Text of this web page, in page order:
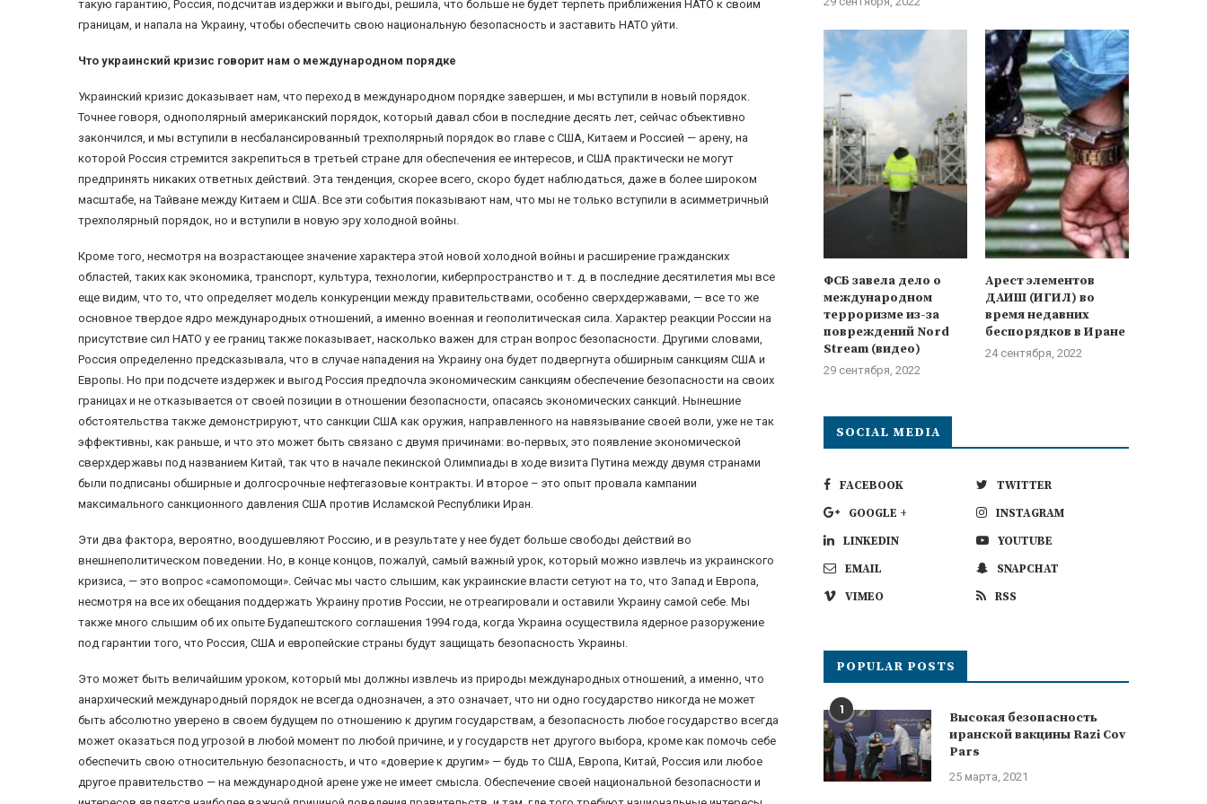
такую ​​гарантию, Россия, подсчитав издержки и выгоды, решила, что больше не будет терпеть приближения НАТО к своим
границам, и напала на Украину, чтобы обеспечить свою национальную безопасность и заставить НАТО уйти.
Что украинский кризис говорит нам о международном порядке
Украинский кризис доказывает нам, что переход в международном порядке завершен, и мы вступили в новый порядок.
Точнее говоря, однополярный американский порядок, который давал сбои в последние десять лет, сейчас объективно
закончился, и мы вступили в несбалансированный трехполярный порядок во главе с США, Китаем и Россией — арену, на
которой Россия стремится закрепиться в третьей стране для обеспечения ее интересов, и США практически не могут
предпринять никаких ответных действий. Эта тенденция, скорее всего, скоро будет наблюдаться, даже в более широком
масштабе, на Тайване между Китаем и США. Все эти события показывают нам, что мы не только вступили в асимметричный
трехполярный порядок, но и вступили в новую эру холодной войны.
Кроме того, несмотря на возрастающее значение характера этой новой холодной войны и расширение гражданских
областей, таких как экономика, транспорт, культура, технологии, киберпространство и т. д. в последние десятилетия мы все
еще видим, что то, что определяет модель конкуренции между правительствами, особенно сверхдержавами, — все то же
основное твердое ядро международных отношений, а именно военная и геополитическая сила. Характер реакции России на
присутствие сил НАТО у ее границ также показывает, насколько важен для стран вопрос безопасности. Другими словами,
Россия определенно предсказывала, что в случае нападения на Украину она будет подвергнута обширным санкциям США и
Европы. Но при подсчете издержек и выгод Россия предпочла экономическим санкциям обеспечение безопасности на своих
границах и не отказывается от своей позиции в отношении безопасности, опасаясь экономических санкций. Нынешние
обстоятельства также демонстрируют, что санкции США как оружия, направленного на навязывание своей воли, уже не так
эффективны, как раньше, и что это может быть связано с двумя причинами: во-первых, это появление экономической
сверхдержавы под названием Китай, так что в начале пекинской Олимпиады в ходе визита Путина между двумя странами
были подписаны обширные и долгосрочные нефтегазовые контракты. И второе – это опыт провала кампании
максимального санкционного давления США против Исламской Республики Иран.
Эти два фактора, вероятно, воодушевляют Россию, и в результате у нее будет больше свободы действий во
внешнеполитическом поведении. Но, в конце концов, пожалуй, самый важный урок, который можно извлечь из украинского
кризиса, — это вопрос «самопомощи». Сейчас мы часто слышим, как украинские власти сетуют на то, что Запад и Европа,
несмотря на все их обещания поддержать Украину против России, не отреагировали и оставили Украину самой себе. Мы
также много слышим об их опыте Будапештского соглашения 1994 года, когда Украина осуществила ядерное разоружение
под гарантии того, что Россия, США и европейские страны будут защищать безопасность Украины.
Это может быть величайшим уроком, который мы должны извлечь из природы международных отношений, а именно, что
анархический международный порядок не всегда однозначен, а это означает, что ни одно государство никогда не может
быть абсолютно уверено в своем будущем по отношению к другим государствам, а безопасность любое государство всегда
может оказаться под угрозой в любой момент по любой причине, и у государств нет другого выбора, кроме как помочь себе
обеспечить свою относительную безопасность, и что «доверие к другим» — будь то США, Европа, Китай, Россия или любое
другое правительство — на международной арене уже не имеет смысла. Обеспечение своей национальной безопасности и
ФСБ завела дело о
международном
терроризме из-за
повреждений Nord
Stream (видео)
29 сентября, 2022
Арест элементов
ДАИШ (ИГИЛ) во
время недавних
беспорядков в Иране
24 сентября, 2022
SOCIAL MEDIA
FACEBOOK
TWITTER
GOOGLE +
INSTAGRAM
LINKEDIN
YOUTUBE
EMAIL
SNAPCHAT
VIMEO
RSS
POPULAR POSTS
1
Высокая безопасность
иранской вакцины Razi Cov
Pars
25 марта, 2021